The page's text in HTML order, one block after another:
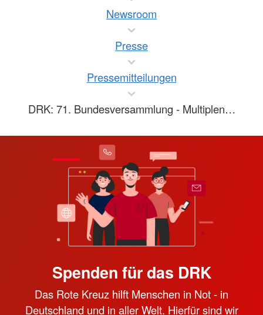
Newsroom
Presse
Pressemitteilungen
DRK: 71. Bundesversammlung - Multiplen…
Spenden für das DRK
Das Rote Kreuz hilft Menschen in Not - in
Deutschland und in aller Welt. Hierfür sind wir